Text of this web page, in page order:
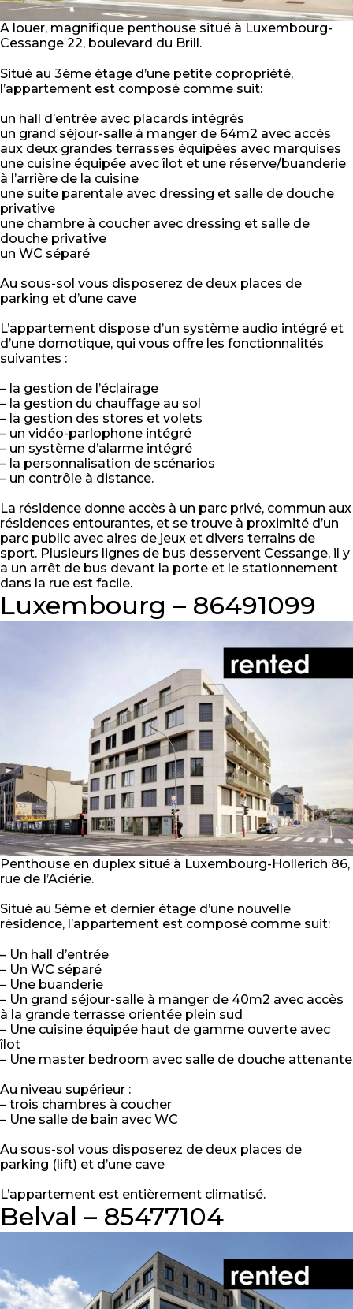
A louer, magnifique penthouse situé à Luxembourg-
Cessange 22, boulevard du Brill.
Situé au 3ème étage d’une petite copropriété,
l’appartement est composé comme suit:
un hall d’entrée avec placards intégrés
un grand séjour-salle à manger de 64m2 avec accès
aux deux grandes terrasses équipées avec marquises
une cuisine équipée avec îlot et une réserve/buanderie
à l’arrière de la cuisine
une suite parentale avec dressing et salle de douche
privative
une chambre à coucher avec dressing et salle de
douche privative
un WC séparé
Au sous-sol vous disposerez de deux places de
parking et d’une cave
L’appartement dispose d’un système audio intégré et
d’une domotique, qui vous offre les fonctionnalités
suivantes :
– la gestion de l’éclairage
– la gestion du chauffage au sol
– la gestion des stores et volets
– un vidéo-parlophone intégré
– un système d’alarme intégré
– la personnalisation de scénarios
– un contrôle à distance.
La résidence donne accès à un parc privé, commun aux
résidences entourantes, et se trouve à proximité d’un
parc public avec aires de jeux et divers terrains de
sport. Plusieurs lignes de bus desservent Cessange, il y
a un arrêt de bus devant la porte et le stationnement
dans la rue est facile.
Luxembourg – 86491099
Penthouse en duplex situé à Luxembourg-Hollerich 86,
rue de l’Aciérie.
Situé au 5ème et dernier étage d’une nouvelle
résidence, l’appartement est composé comme suit:
– Un hall d’entrée
– Un WC séparé
– Une buanderie
– Un grand séjour-salle à manger de 40m2 avec accès
à la grande terrasse orientée plein sud
– Une cuisine équipée haut de gamme ouverte avec
îlot
– Une master bedroom avec salle de douche attenante
Au niveau supérieur :
– trois chambres à coucher
– Une salle de bain avec WC
Au sous-sol vous disposerez de deux places de
parking (lift) et d’une cave
L’appartement est entièrement climatisé.
Belval – 85477104